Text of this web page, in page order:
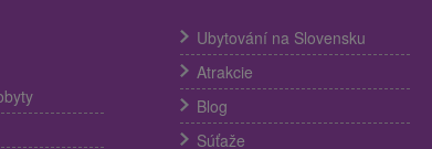
Ubytování na Slovensku
Atrakcie
Blog
Súťaže